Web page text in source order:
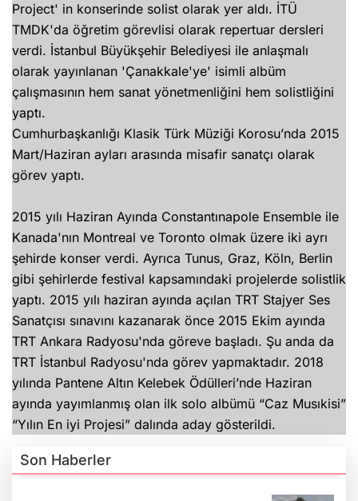
Project' in konserinde solist olarak yer aldı. İTÜ
TMDK'da öğretim görevlisi olarak repertuar dersleri
verdi. İstanbul Büyükşehir Belediyesi ile anlaşmalı
olarak yayınlanan 'Çanakkale'ye' isimli albüm
çalışmasının hem sanat yönetmenliğini hem solistliğini
yaptı.
Cumhurbaşkanlığı Klasik Türk Müziği Korosu’nda 2015
Mart/Haziran ayları arasında misafir sanatçı olarak
görev yaptı.
2015 yılı Haziran Ayında Constantınapole Ensemble ile
Kanada'nın Montreal ve Toronto olmak üzere iki ayrı
şehirde konser verdi. Ayrıca Tunus, Graz, Köln, Berlin
gibi şehirlerde festival kapsamındaki projelerde solistlik
yaptı. 2015 yılı haziran ayında açılan TRT Stajyer Ses
Sanatçısı sınavını kazanarak önce 2015 Ekim ayında
TRT Ankara Radyosu'nda göreve başladı. Şu anda da
TRT İstanbul Radyosu'nda görev yapmaktadır. 2018
yılında Pantene Altın Kelebek Ödülleri’nde Haziran
ayında yayımlanmış olan ilk solo albümü “Caz Musıkisi”
“Yılın En iyi Projesi” dalında aday gösterildi.
Son Haberler